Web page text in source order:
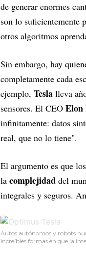
de generar enormes
son lo suficientemente
otros algoritmos
Sin embargo, hay
completamente cada
ejemplo, Tesla lleva
sensores. El CEO Elon
infinitamente: datos
real, que no lo tiene".
El argumento es que
la complejidad del
integrales y seguros.
Autos autónomos y robots
increíbles formas en que la